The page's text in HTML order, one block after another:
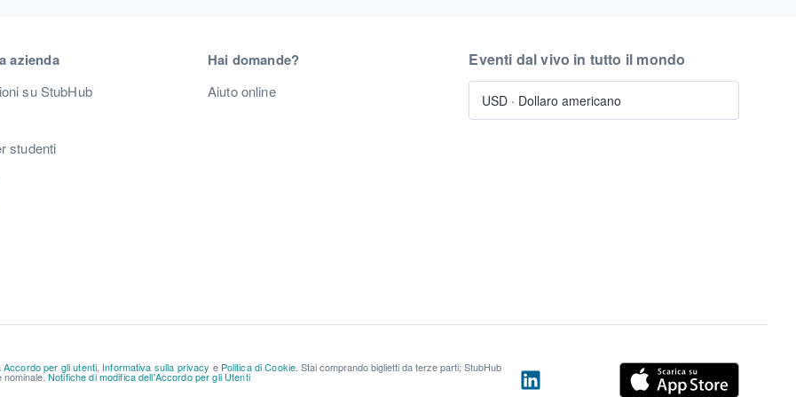
azienda
su StubHub
studenti
Hai domande?
Aiuto online
Eventi dal vivo in tutto il mondo
USD · Dollaro americano
Accordo per gli utenti, Informativa sulla privacy e Politica di Cookie. Stai comprando biglietti da terze parti; StubHub
nominale.Notifiche di modifica dell'Accordo per gli Utenti